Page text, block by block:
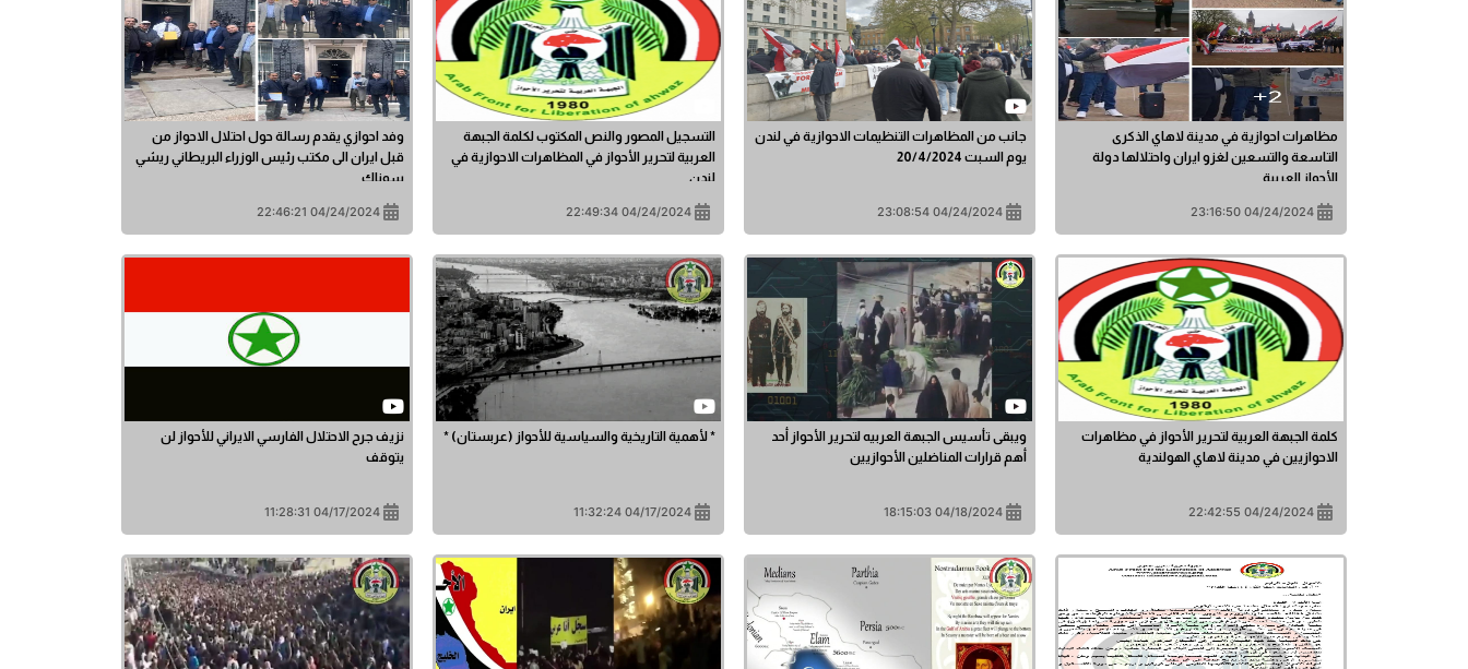
مظاهرات احوازية في مدينة لاهاي الذكرى
التاسعة والتسعين لغزو ايران واحتلالها دولة
الأحواز العربية
04/24/2024 23:16:50
جانب من المظاهرات التنظيمات الاحوازية في لندن
يوم السبت 20/4/2024
04/24/2024 23:08:54
التسجيل المصور والنص المكتوب لكلمة الجبهة
العربية لتحرير الأحواز في المظاهرات الاحوازية في
لندن
04/24/2024 22:49:34
وفد احوازي يقدم رسالة حول احتلال الاحواز من
قبل ايران الى مكتب رئيس الوزراء البريطاني ريشي
سوناك
04/24/2024 22:46:21
كلمة الجبهة العربية لتحرير الأحواز في مظاهرات
الاحوازيين في مدينة لاهاي الهولندية
04/24/2024 22:42:55
ويبقى تأسيس الجبهة العربيه لتحرير الأحواز أحد
أهم قرارات المناضلين الأحوازيين
04/18/2024 18:15:03
* لأهمية التاريخية والسياسية للأحواز (عربستان) *
04/17/2024 11:32:24
نزيف جرح الاحتلال الفارسي الايراني للأحواز لن
يتوقف
04/17/2024 11:28:31